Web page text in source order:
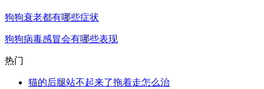
狗狗衰老都有哪些症状
狗狗病毒感冒会有哪些表现
热门
猫的后腿站不起来了拖着走怎么治